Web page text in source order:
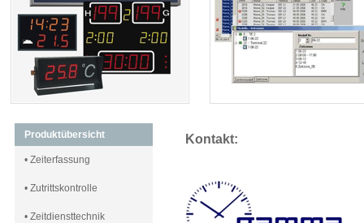
Produktübersicht
• Zeiterfassung
• Zutrittskontrolle
• Zeitdiensttechnik
Kontakt: